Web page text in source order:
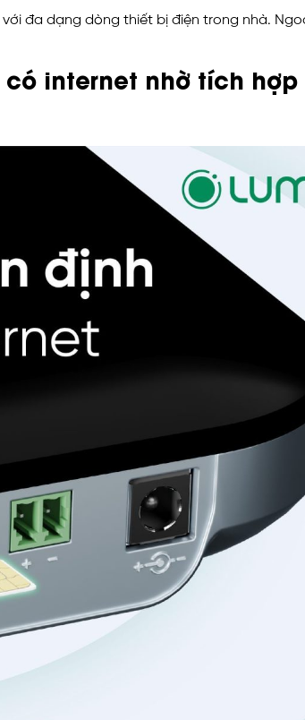
đa dạng dòng thiết bị điện trong nhà.
internet nhờ tích hợp